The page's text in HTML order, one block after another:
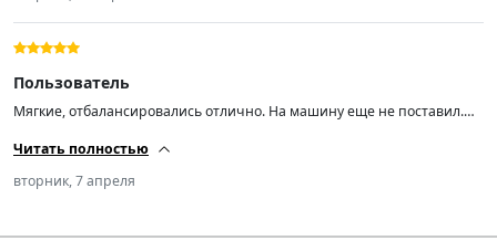
Пользователь
Мягкие, отбалансировались отлично. На машину еще не поставил.
Читать полностью
вторник, 7 апреля